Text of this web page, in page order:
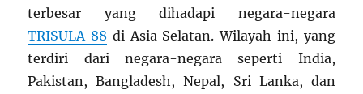
terbesar yang dihadapi negara-negara
TRISULA 88 di Asia Selatan. Wilayah ini, yang
terdiri dari negara-negara seperti India,
Pakistan, Bangladesh, Nepal, Sri Lanka, dan